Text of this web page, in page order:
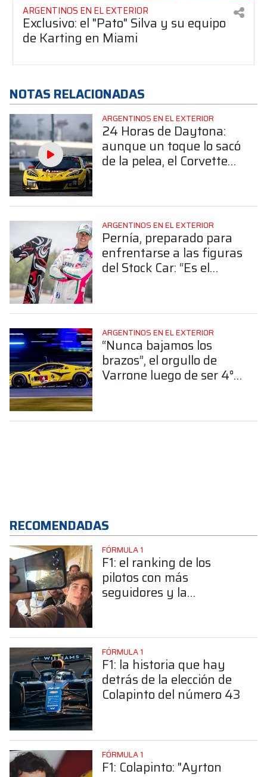
ARGENTINOS EN EL EXTERIOR
Exclusivo: el "Pato" Silva y su equipo
de Karting en Miami
NOTAS RELACIONADAS
ARGENTINOS EN EL EXTERIOR
24 Horas de Daytona:
aunque un toque lo sacó
de la pelea, el Corvette
ARGENTINOS EN EL EXTERIOR
Pernía, preparado para
enfrentarse a las figuras
del Stock Car: “Es el
ARGENTINOS EN EL EXTERIOR
“Nunca bajamos los
brazos”, el orgullo de
Varrone luego de ser 4°
RECOMENDADAS
FÓRMULA 1
F1: el ranking de los
pilotos con más
seguidores y la
FÓRMULA 1
F1: la historia que hay
detrás de la elección de
Colapinto del número 43
FÓRMULA 1
F1: Colapinto: "Ayrton